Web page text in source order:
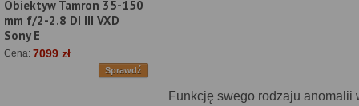
Obiektyw Tamron 35-150
mm f/2-2.8 DI III VXD
Sony E
Cena: 7099 zł
Sprawdź
Funkcję swego rodzaju anomalii